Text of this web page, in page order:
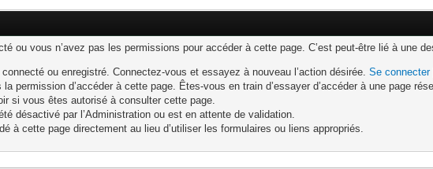
ou vous n’avez pas les permissions pour accéder à cette page. C’est peut-être lié à une
connecté ou enregistré. Connectez-vous et essayez à nouveau l’action désirée.Se connecter
la permission d’accéder à cette page. Êtes-vous en train d’essayer d’accéder à une page
si vous êtes autorisé à consulter cette page.
désactivé par l’Administration ou est en attente de validation.
à cette page directement au lieu d’utiliser les formulaires ou liens appropriés.